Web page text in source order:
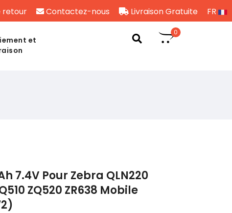
retour Contactez-nous Livraison Gratuite FR
et
0
7.4V Pour Zebra QLN220
ZQ520 ZR638 Mobile